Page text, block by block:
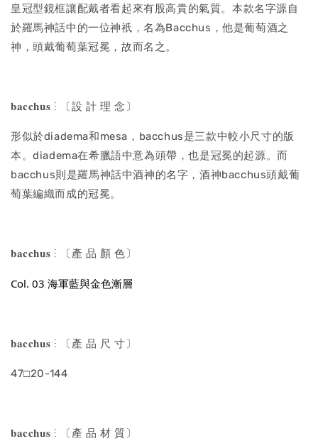
皇冠型鏡框讓配戴者看起來有股高貴的氣質。本款名字源自
於羅馬神話中的一位神祇，名為Bacchus，他是葡萄酒之
神，頭戴葡萄葉冠冕，故而名之。
𝐛𝐚𝐜𝐜𝐡𝐮𝐬 ⋮ 〔設 計 理 念〕
形似於diadema和mesa，bacchus是三款中較小尺寸的版
本。diadema在希臘語中意為頭帶，也是冠冕的起源。而
bacchus則是羅馬神話中酒神的名字，酒神bacchus頭戴葡
萄葉編織而成的冠冕。
𝐛𝐚𝐜𝐜𝐡𝐮𝐬 ⋮ 〔產 品 顏 色〕
Col. 03 海軍藍與金色漸層
𝐛𝐚𝐜𝐜𝐡𝐮𝐬 ⋮ 〔產 品 尺 寸〕
47□20-144
𝐛𝐚𝐜𝐜𝐡𝐮𝐬 ⋮ 〔產 品 材 質〕